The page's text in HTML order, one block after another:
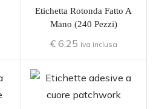
Etichetta Rotonda Fatto A
Mano (240 Pezzi)
€6,25 iva inclusa